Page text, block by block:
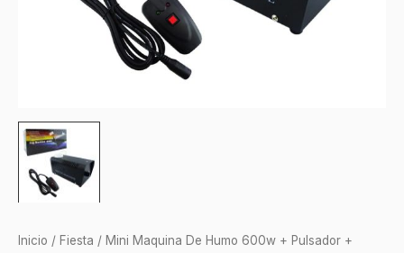
Inicio / Fiesta / Mini Maquina De Humo 600w + Pulsador +